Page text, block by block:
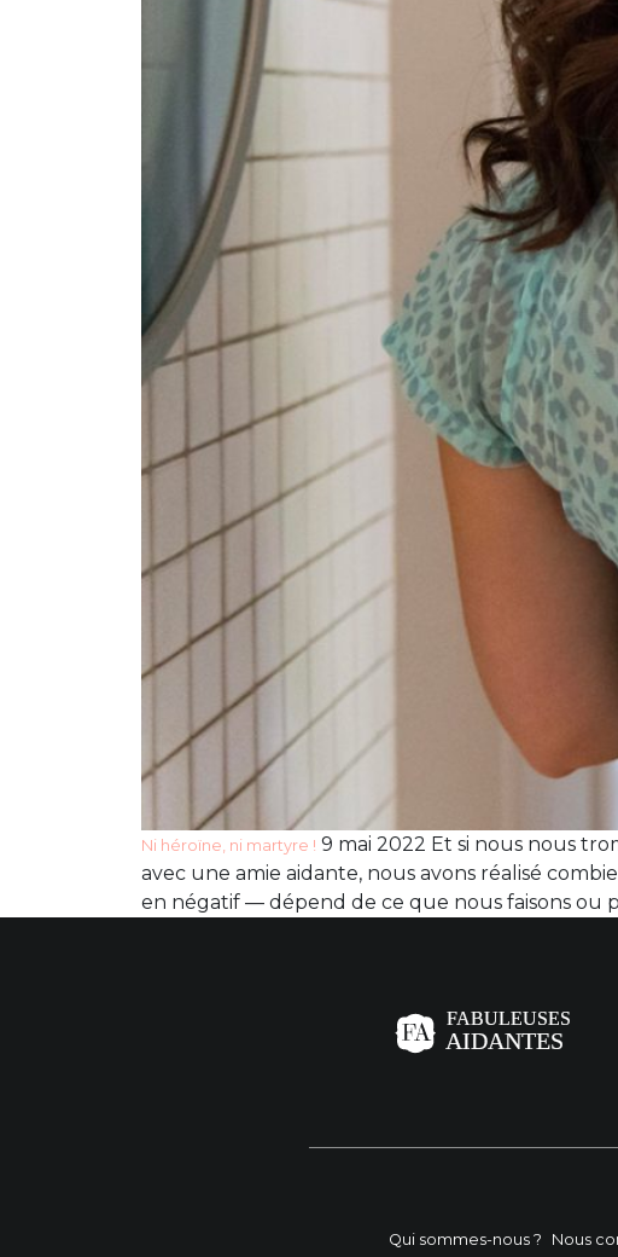
Ni héroïne, ni martyre ! 9 mai 2022 Et si nous nous
avec une amie aidante, nous avons réalisé
en négatif — dépend de ce que nous faisons ou
Qui sommes-nous ? Nous